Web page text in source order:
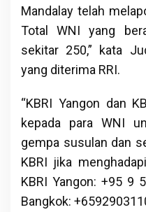
Mandalay telah
Total WNI yang
sekitar 250,” kata
yang diterima RRI.
“KBRI Yangon dan
kepada para WNI
gempa susulan dan
KBRI jika
KBRI Yangon: +95 9
Bangkok: